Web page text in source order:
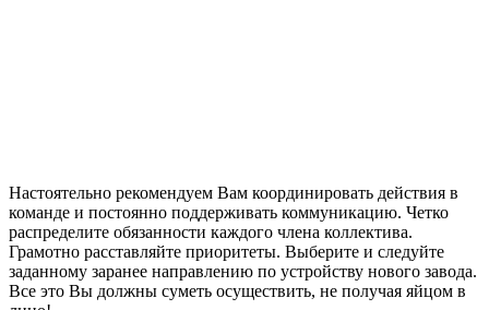
Настоятельно рекомендуем Вам координировать действия в
команде и постоянно поддерживать коммуникацию. Четко
распределите обязанности каждого члена коллектива.
Грамотно расставляйте приоритеты. Выберите и следуйте
заданному заранее направлению по устройству нового завода.
Все это Вы должны суметь осуществить, не получая яйцом в